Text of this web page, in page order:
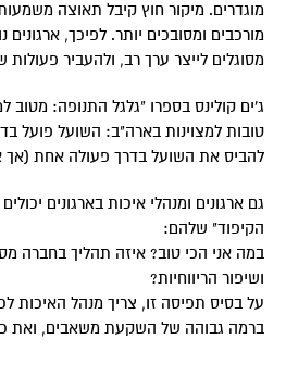
מוגדרים. מיקור חוץ קיבל תאוצה
מורכבים ומסובכים יותר. לפיכך,
מסוגלים לייצר ערך רב, ולהעביר
ג'ים קולינס בספרו "גלגל התנופה: מטוב
טובות למצוינות בארה"ב: השועל פועל
להביס את השועל בדרך פעולה אחת (אך
גם ארגונים ומנהלי איכות בארגונים
הקיפוד" שלהם:
במה אני הכי טוב? איזה תהליך בחברה
ושיפור הריווחיות?
על בסיס תפיסה זו, צריך מנהל האיכות
ברמה גבוהה של השקעת משאבים, ואת